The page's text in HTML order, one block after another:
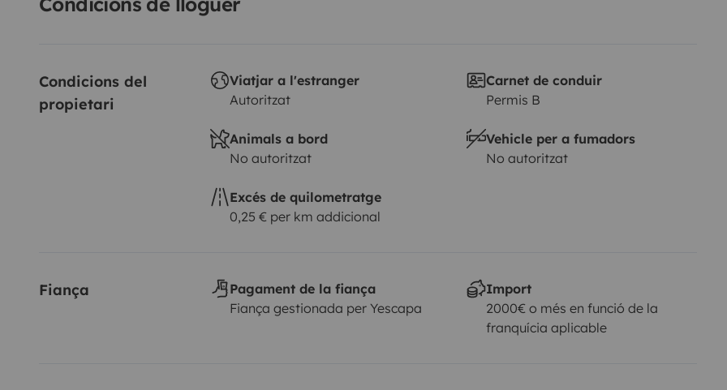
Condicions del
propietari
Viatjar a l'estranger
Autoritzat
Carnet de conduir
Permis B
Animals a bord
No autoritzat
Vehicle per a fumadors
No autoritzat
Excés de quilometratge
0,25 € per km addicional
Fiança
Pagament de la fiança
Fiança gestionada per Yescapa
Import
2000€ o més en funció de la
franquícia aplicable